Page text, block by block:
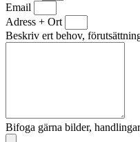
Email
Adress + Ort
Beskriv ert behov,
Bifoga gärna bilder,